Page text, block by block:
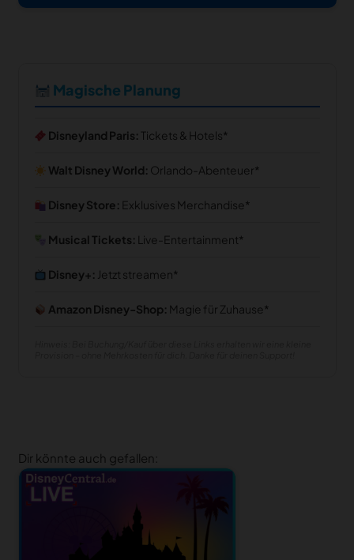
Magische Planung
Disneyland Paris: Tickets & Hotels
Walt Disney World: Orlando-Abenteuer
Disney Store: Exklusives Merchandise
Musical Tickets: Live-Entertainment
Disney+: Jetzt streamen
Amazon Disney-Shop: Magie für Zuhause
Dir könnte auch gefallen: